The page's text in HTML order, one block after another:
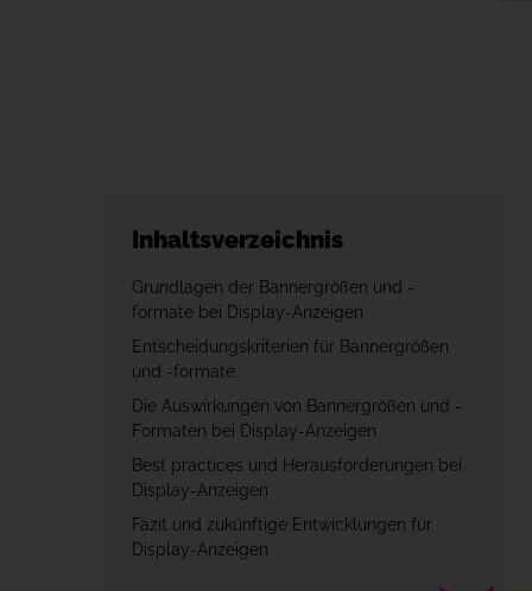
Inhaltsverzeichnis
Grundlagen der Bannergrößen und -
formate bei Display-Anzeigen
Entscheidungskriterien für Bannergrößen
und -formate
Die Auswirkungen von Bannergrößen und -
Formaten bei Display-Anzeigen
Best practices und Herausforderungen bei
Display-Anzeigen
Fazit und zukünftige Entwicklungen für
Display-Anzeigen